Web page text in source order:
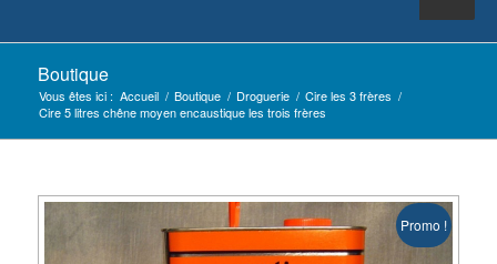
Boutique
Vous êtes ici : Accueil / Boutique / Droguerie / Cire les 3 frères /
Cire 5 litres chêne moyen encaustique les trois frères
Promo !